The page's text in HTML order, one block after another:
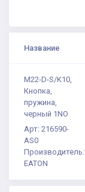
Название
M22-D-S/K10,
Кнопка,
пружина,
черный 1NO
Арт: 216590-
AS0
Производитель:
EATON